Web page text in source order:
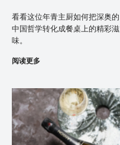
看看这位年青主厨如何把深奥的
中国哲学转化成餐桌上的精彩滋
味。
阅读更多